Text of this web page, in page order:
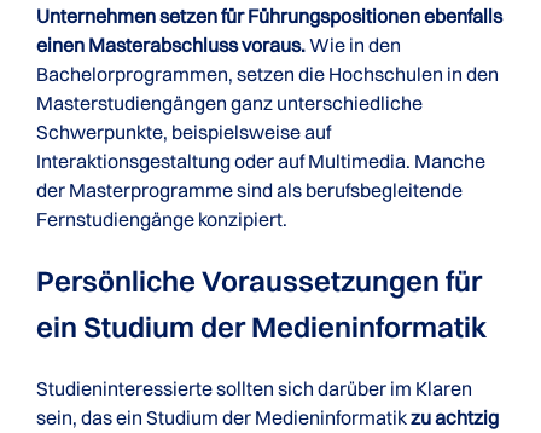
Unternehmen setzen für Führungspositionen ebenfalls
einen Masterabschluss voraus.Wie in den
Bachelorprogrammen, setzen die Hochschulen in den
Masterstudiengängen ganz unterschiedliche
Schwerpunkte, beispielsweise auf
Interaktionsgestaltung oder auf Multimedia. Manche
der Masterprogramme sind als berufsbegleitende
Fernstudiengänge konzipiert.
Persönliche Voraussetzungen für
ein Studium der Medieninformatik
Studieninteressierte sollten sich darüber im Klaren
sein, das ein Studium der Medieninformatikzu achtzig